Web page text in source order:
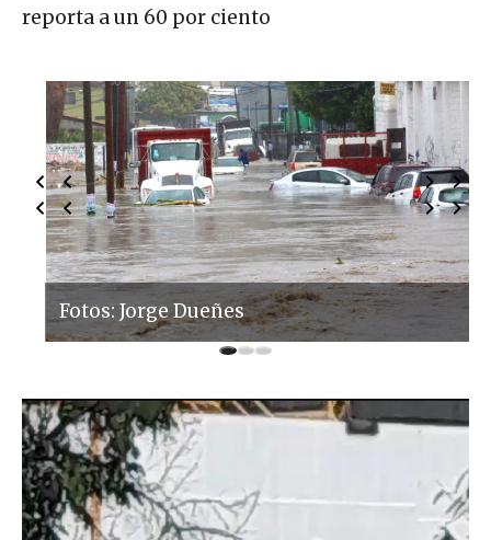
reporta a un 60 por ciento
Fotos: Jorge Dueñes